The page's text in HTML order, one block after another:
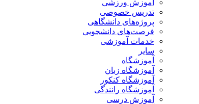
آموزش ورزشی
تدریس خصوصی
پروژه‌های دانشگاهی
فرصت‌های دانشجویی
خدمات آموزشی
سایر
آموزشگاه
آموزشگاه زبان
آموزشگاه کنکور
آموزشگاه رانندگی
آموزش درسی